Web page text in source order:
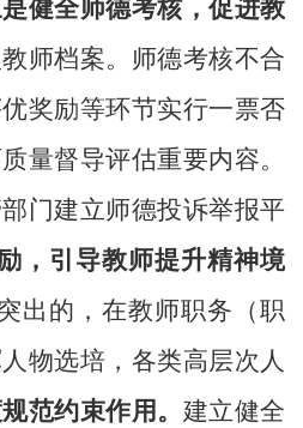
健全师德考核，促进教
师档案。师德考核不合
奖励等环节实行一票否
量督导评估重要内容。
门建立师德投诉举报平
，引导教师提升精神境
出的，在教师职务（职
物选培，各类高层次人
范约束作用。 建立健全